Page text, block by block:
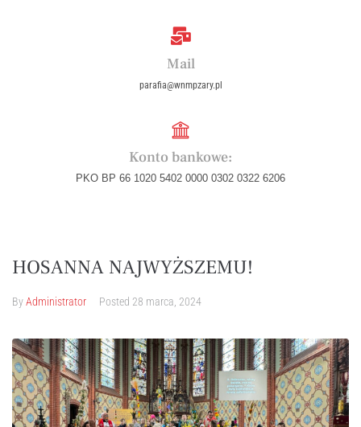
Mail
parafia@wnmpzary.pl
Konto bankowe:
PKO BP 66 1020 5402 0000 0302 0322 6206
HOSANNA NAJWYŻSZEMU!
ByAdministrator Posted 28 marca, 2024